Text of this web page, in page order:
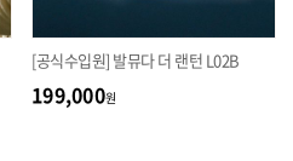
[공식수입원] 발뮤다 더 랜턴 L02B
199,000원